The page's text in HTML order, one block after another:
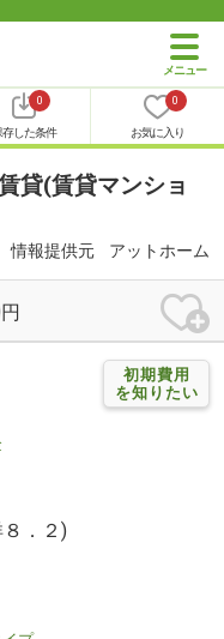
0
存した条件
0
お気に入り
貸(賃貸マンショ
情報提供元 アットホーム
初期費用
を知りたい
８．２)